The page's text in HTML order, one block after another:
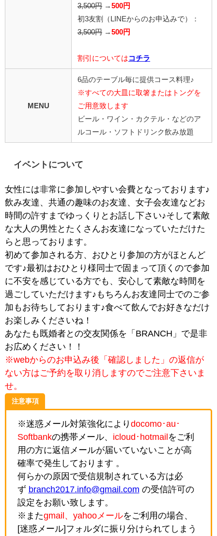
3,500円 → 500円
初3友割（LINEからのお申込みで）：
3,500円 → 500円
割引については コチラ
MENU
6品のテーブル毎に提供コース料理♪
※すべての大皿に取箸またはトングを
ご用意致します
ビール・ワイン・カクテル・などのア
ルコール・ソフトドリンク飲み放題
イベントについて
女性には非常に参加しやすい会費となっております♪
飲み友達、共通の趣味のお友達、女子会友達などお
時間の許すまでゆっくりとお話し下さい♪そして素敵
な大人の男性とたくさんお友達になっていただけた
らと思っております。
初めて参加される方、おひとり参加の方がほとんど
です♪最初はおひとり様同士で固まって頂くので参加
に不安を感じている方でも、安心して素敵な時間を
過ごしていただけます♪もちろんお友達同士でのご参
加もお待ちしております♪食べて飲んでお好きなだけ
お楽しみくださいね！
あなたも既婚者との交友関係を「BRANCH」で是非
お広めください！！
※webからのお申込み後「確認しました」の返信が
ない方はご予約を取り消しますのでご注意下さいま
せ。
注意事項
※迷惑メール対策強化により docomo･au･
Softbankの携帯メール、 icloud･hotmail をご利
用の方に返信メールが届いていないことが高
確率で発生しております 。
何らかの原因で受信規制されている方は必
ず branch2017.info@gmail.com の受信許可の
設定をお願い致します。
※またgmail、yahooメールをご利用の場合、
[迷惑メール]フォルダに振り分けられてしまう